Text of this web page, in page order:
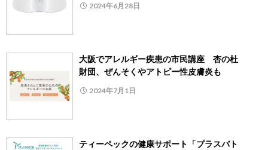
2024年6月28日
大阪でアレルギー疾患の市民講座 杏の杜
財団、ぜんそくやアトピー性皮膚炎も
2024年7月1日
ティーペックの健康サポート「プラスバト